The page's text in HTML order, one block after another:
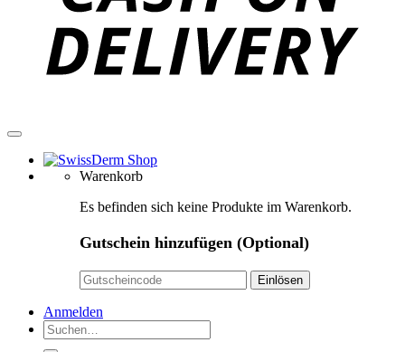
Warenkorb
Es befinden sich keine Produkte im Warenkorb.
Gutschein hinzufügen (Optional)
Anmelden
Suchen
nach: